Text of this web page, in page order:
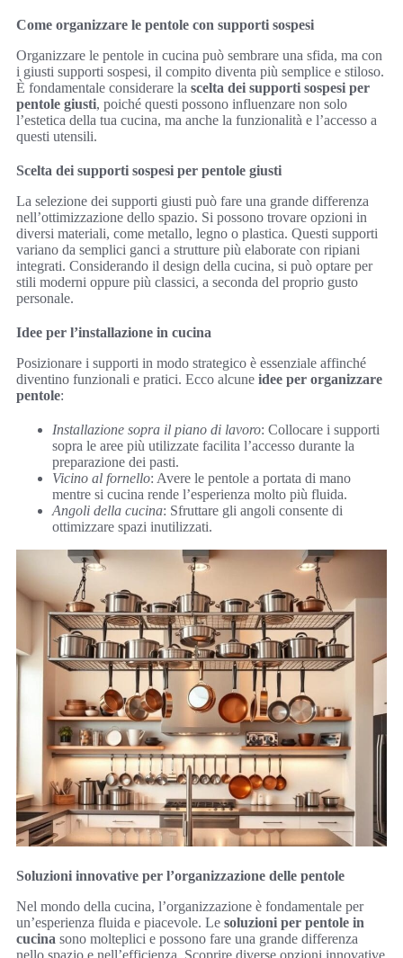
Come organizzare le pentole con supporti sospesi
Organizzare le pentole in cucina può sembrare una sfida, ma con
i giusti supporti sospesi, il compito diventa più semplice e stiloso.
È fondamentale considerare la scelta dei supporti sospesi per
pentole giusti, poiché questi possono influenzare non solo
l’estetica della tua cucina, ma anche la funzionalità e l’accesso a
questi utensili.
Scelta dei supporti sospesi per pentole giusti
La selezione dei supporti giusti può fare una grande differenza
nell’ottimizzazione dello spazio. Si possono trovare opzioni in
diversi materiali, come metallo, legno o plastica. Questi supporti
variano da semplici ganci a strutture più elaborate con ripiani
integrati. Considerando il design della cucina, si può optare per
stili moderni oppure più classici, a seconda del proprio gusto
personale.
Idee per l’installazione in cucina
Posizionare i supporti in modo strategico è essenziale affinché
diventino funzionali e pratici. Ecco alcune idee per organizzare
pentole:
Installazione sopra il piano di lavoro: Collocare i supporti
sopra le aree più utilizzate facilita l’accesso durante la
preparazione dei pasti.
Vicino al fornello: Avere le pentole a portata di mano
mentre si cucina rende l’esperienza molto più fluida.
Angoli della cucina: Sfruttare gli angoli consente di
ottimizzare spazi inutilizzati.
Soluzioni innovative per l’organizzazione delle pentole
Nel mondo della cucina, l’organizzazione è fondamentale per
un’esperienza fluida e piacevole. Le soluzioni per pentole in
cucina sono molteplici e possono fare una grande differenza
nello spazio e nell’efficienza. Scoprire diverse opzioni innovative